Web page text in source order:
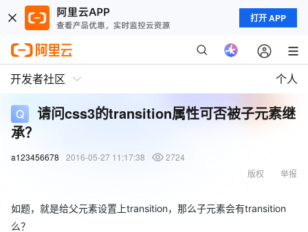
打开 APP
开发者社区 个人
请问css3的transition属性可否被子元素继
承？
a123456678 2016-05-27 11:17:38
2724
举报
版权
如题，就是给父元素设置上transition，那么子元素会有transition
么？